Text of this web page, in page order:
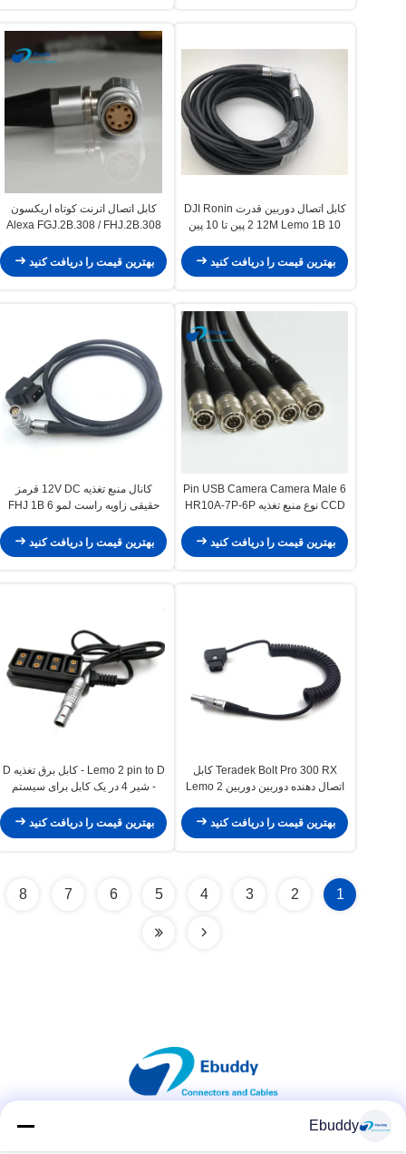
کابل اتصال دوربین قدرت DJI Ronin
2 12M Lemo 1B 10 پین تا 10 پین
بهترین قیمت را دریافت کنید
کابل اتصال اترنت کوتاه اریکسون
Alexa FGJ.2B.308 / FHJ.2B.308
بهترین قیمت را دریافت کنید
6 Pin USB Camera Camera Male
CCD نوع منبع تغذیه HR10A-7P-6P
بهترین قیمت را دریافت کنید
کانال منبع تغذیه 12V DC قرمز
حقیقی زاویه راست لمو FHJ 1B 6
بهترین قیمت را دریافت کنید
Teradek Bolt Pro 300 RX کابل
اتصال دهنده دوربین دوربین Lemo 2
بهترین قیمت را دریافت کنید
Lemo 2 pin to D - کابل برق تغذیه D
- شیر 4 در یک کابل برای سیستم
بهترین قیمت را دریافت کنید
1
2
3
4
5
6
7
8
Ebuddy